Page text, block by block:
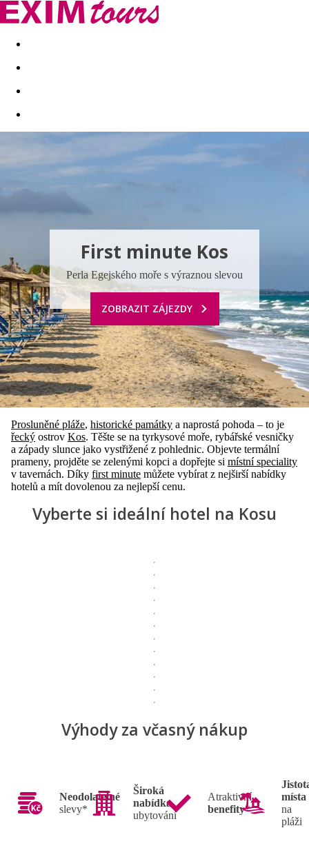
Akční nabídky Last minute
First minute Kos
Perla Egejského moře s výraznou slevou
ZOBRAZIT ZÁJEZDY
Prosluněné pláže, historické památky a naprostá pohoda – to je
řecký ostrov Kos. Těšte se na tyrkysové moře, rybářské vesničky
a západy slunce jako vystřižené z pohlednic. Objevte termální
prameny, projděte se zelenými kopci a dopřejte si místní speciality
v tavernách. Díky first minute můžete vybírat z nejširší nabídky
hotelů a mít dovolenou za nejlepší cenu.
Vyberte si ideální hotel na Kosu
Výhody za včasný nákup
Neodolatelné
slevy*
Široká
nabídka
ubytování
Atraktivní
benefity*
místa
na
pláži